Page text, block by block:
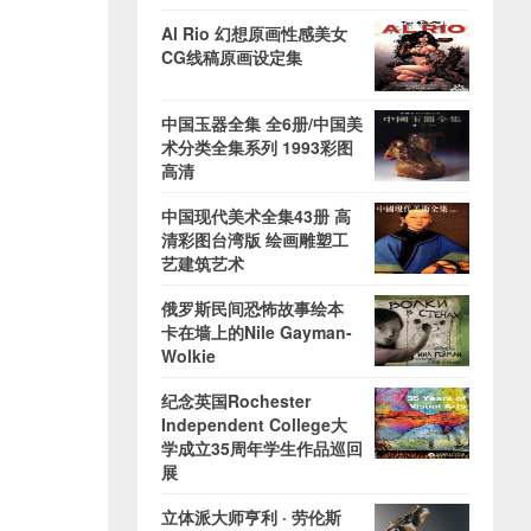
Al Rio 幻想原画性感美女
CG线稿原画设定集
中国玉器全集 全6册/中国美
术分类全集系列 1993彩图
高清
中国现代美术全集43册 高
清彩图台湾版 绘画雕塑工
艺建筑艺术
俄罗斯民间恐怖故事绘本
卡在墙上的Nile Gayman-
Wolkie
纪念英国Rochester
Independent College大
学成立35周年学生作品巡回
展
立体派大师亨利 · 劳伦斯